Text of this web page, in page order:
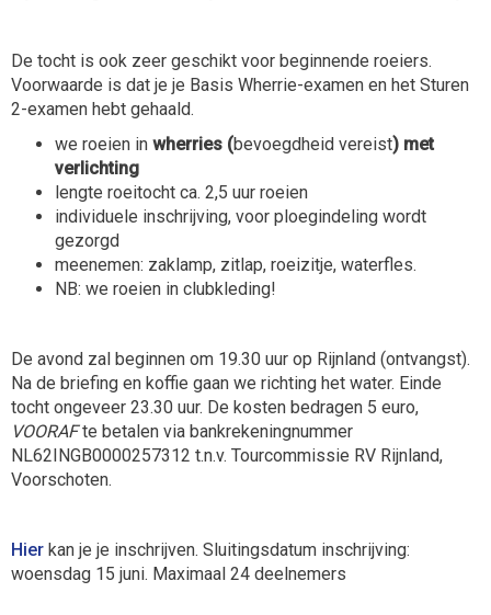
De tocht is ook zeer geschikt voor beginnende roeiers.
Voorwaarde is dat je je Basis Wherrie-examen en het Sturen
2-examen hebt gehaald.
we roeien in wherries (bevoegdheid vereist) met
verlichting
lengte roeitocht ca. 2,5 uur roeien
individuele inschrijving, voor ploegindeling wordt
gezorgd
meenemen: zaklamp, zitlap, roeizitje, waterfles.
NB: we roeien in clubkleding!
De avond zal beginnen om 19.30 uur op Rijnland (ontvangst).
Na de briefing en koffie gaan we richting het water. Einde
tocht ongeveer 23.30 uur. De kosten bedragen 5 euro,
VOORAFte betalen via bankrekeningnummer
NL62INGB0000257312 t.n.v. Tourcommissie RV Rijnland,
Voorschoten.
Hier kan je je inschrijven. Sluitingsdatum inschrijving:
woensdag 15 juni. Maximaal 24 deelnemers